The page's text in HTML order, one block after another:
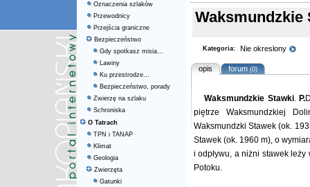
Oznaczenia szlaków
Przewodnicy
Przejścia graniczne
Bezpieczeństwo
Gdy spotkasz misia...
Lawiny
Ku przestrodze...
Bezpieczeństwo, porady
Zwierzę na szlaku
Schroniska
O Tatrach
TPN i TANAP
Klimat
Geologia
Zwierzęta
Gatunki
Waksmundzkie
Kategoria: Nie okreslony
opis forum(0)
Waksmundzkie Stawki. P.
piętrze Waksmundzkiej
Waksmundzki Stawek (ok.
Stawek (ok. 1960 m), o
i odpływu, a niżni stawek
Potoku.